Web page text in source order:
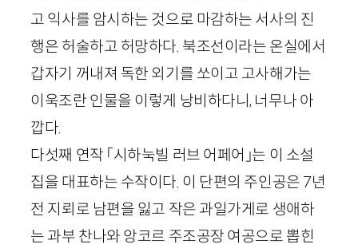
고 익사를 암시하는 것으로 마감하는 서사의 진
행은 허술하고 허망하다. 북조선이라는 온실에서
갑자기 꺼내져 독한 외기를 쏘이고 고사해가는
이욱조란 인물을 이렇게 낭비하다니, 너무나 아
깝다.
다섯째 연작 「시하눅빌 러브 어페어」는 이 소설
집을 대표하는 수작이다. 이 단편의 주인공은 7년
전 지뢰로 남편을 잃고 작은 과일가게로 생애하
는 과부 찬나와 앙코르 주조공장 여공으로 뽑힌